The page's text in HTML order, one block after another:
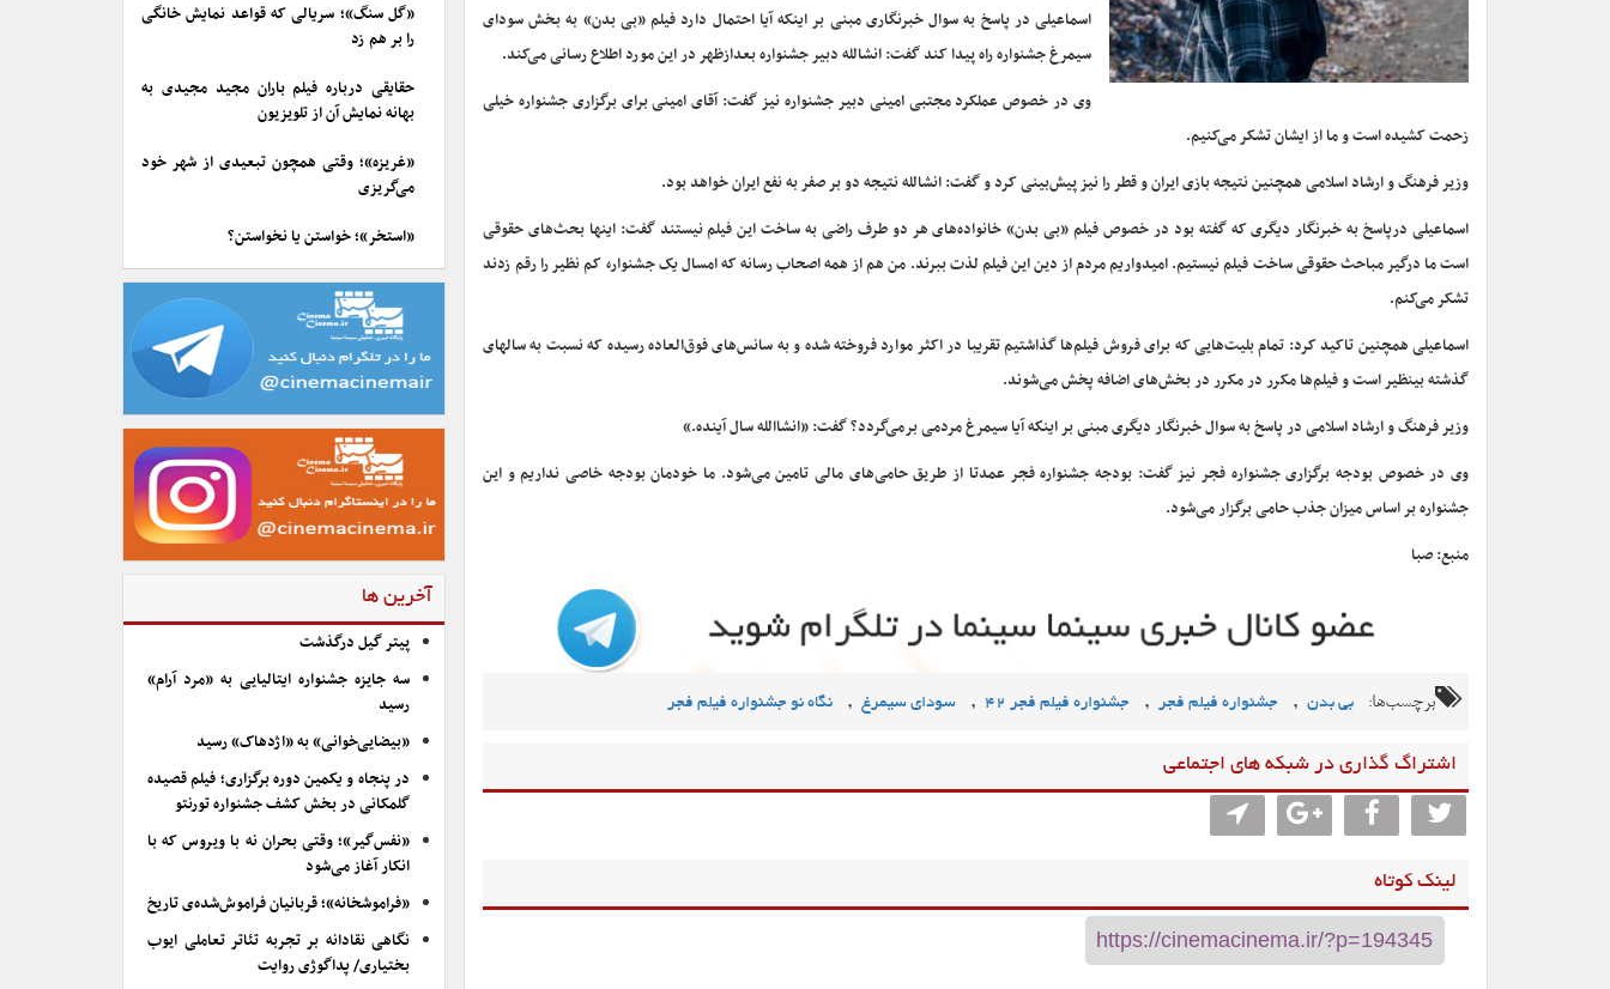
اسماعیلی در پاسخ به سوال خبرنگاری مبنی بر اینکه آیا احتمال دارد فیلم «بی بدن» به بخش سودای
سیمرغ جشنواره راه پیدا کند گفت: انشالله دبیر جشنواره بعدازظهر در این مورد اطلاع رسانی می‌کند.
وی در خصوص عملکرد مجتبی امینی دبیر جشنواره نیز گفت: آقای امینی برای برگزاری جشنواره خیلی
زحمت کشیده است و ما از ایشان تشکر می‌کنیم.
وزیر فرهنگ و ارشاد اسلامی همچنین نتیجه بازی ایران و قطر را نیز پیش‌بینی کرد و گفت: انشالله نتیجه دو بر صفر به نفع ایران خواهد بود.
اسماعیلی درپاسخ به خبرنگار دیگری که گفته بود در خصوص فیلم «بی بدن» خانواده‌های هر دو طرف راضی به ساخت این فیلم نیستند گفت: اینها بحث‌های حقوقی
است ما درگیر مباحث حقوقی ساخت فیلم نیستیم. امیدواریم مردم از دین این فیلم لذت ببرند. من هم از همه اصحاب رسانه که امسال یک جشنواره کم نظیر را رقم زدند
تشکر می‌کنم.
اسماعیلی همچنین تاکید کرد: تمام بلیت‌هایی که برای فروش فیلم‌ها گذاشتیم تقریبا در اکثر موارد فروخته شده و به سانس‌های فوق‌العاده رسیده که نسبت به سالهای
گذشته بینظیر است و فیلم‌ها مکرر در مکرر در بخش‌های اضافه پخش می‌شوند.
وزیر فرهنگ و ارشاد اسلامی در پاسخ به سوال خبرنگار دیگری مبنی بر اینکه آیا سیمرغ مردمی برمی‌گردد؟ گفت: «انشاالله سال آینده.»
وی در خصوص بودجه برگزاری جشنواره فجر نیز گفت: بودجه جشنواره فجر عمدتا از طریق حامی‌های مالی تامین می‌شود. ما خودمان بودجه خاصی نداریم و این
جشنواره بر اساس میزان جذب حامی برگزار می‌شود.
منبع: صبا
برچسب‌ها: بی بدن , جشنواره فیلم فجر , جشنواره فیلم فجر ۴۲ , سودای سیمرغ , نگاه نو جشنواره فیلم فجر
اشتراگ گذاری در شبکه های اجتماعی
لینک کوتاه
«گل سنگ»؛ سریالی که قواعد نمایش خانگی
را بر هم زد
حقایقی درباره فیلم باران مجید مجیدی به
بهانه نمایش آن از تلویزیون
«غریزه»؛ وقتی همچون تبعیدی از شهر خود
می‌گریزی
«استخر»؛ خواستن یا نخواستن؟
آخرین ها
پیتر گیل درگذشت
سه جایزه جشنواره ایتالیایی به «مرد آرام»
رسید
«بیضایی‌خوانی» به «اژدهاک» رسید
در پنجاه و یکمین دوره برگزاری؛ فیلم قصیده
گلمکانی در بخش کشف جشنواره تورنتو
«نفس‌گیر»؛ وقتی بحران نه با ویروس که با
انکار آغاز می‌شود
«فراموشخانه»؛ قربانیان فراموش‌شده‌ی تاریخ
نگاهی نقادانه بر تجربه تئاتر تعاملی ایوب
بختیاری/ پداگوژی روایت